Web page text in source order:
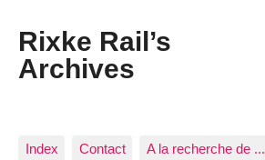
Rixke Rail’s
Archives
Index Contact A la recherche de ...